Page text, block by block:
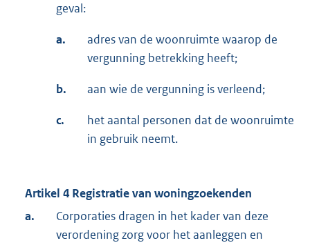
geval:
a.
adres van de woonruimte waarop de
vergunning betrekking heeft;
b. aan wie de vergunning is verleend;
c.
het aantal personen dat de woonruimte
in gebruik neemt.
Artikel 4 Registratie van woningzoekenden
a.
Corporaties dragen in het kader van deze
verordening zorg voor het aanleggen en